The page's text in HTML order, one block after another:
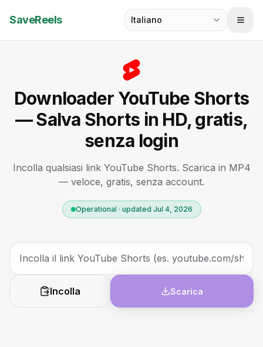
SaveReels Italiano
Downloader YouTube Shorts
— Salva Shorts in HD, gratis,
senza login
Incolla qualsiasi link YouTube Shorts. Scarica in MP4
— veloce, gratis, senza account.
Operational · updated Jul 4, 2026
Incolla Scarica